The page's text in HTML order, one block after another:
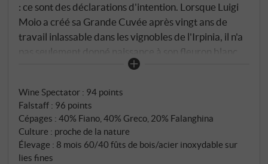
: ce sont des déclarations d'intention. Lorsque Luigi
Moio a créé sa Grande Cuvée après vingt ans de
travail inlassable dans les vignobles de l'Irpinia, il n'a
pas seulement donné naissance à son fleuron blanc,
mais aussi à un témoignage de sa philosophie. Cet
di Tufo, à 40 % de Fiano di Avellino et à 20 % de
Falanghina, réunit les trois grands cépages
autochtones de la Campanie dans une composition
d'une rare harmonie et complexité. Le Greco
provient de la plus belle parcelle du vignoble Giallo
Wine Spectator : 94 points
Falstaff : 96 points
Cépages : 40% Fiano, 40% Greco, 20% Falanghina
Culture : proche de la nature
Élevage : 8 mois 60/40 fûts de bois/acier inoxydable sur
lies fines